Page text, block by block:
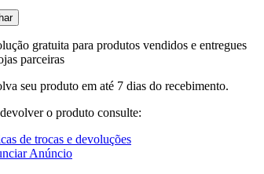
gratuita para produtos vendidos e entregues
parceiras
seu produto em até 7 dias do recebimento.
o produto consulte:
de trocas e devoluções
Anúncio